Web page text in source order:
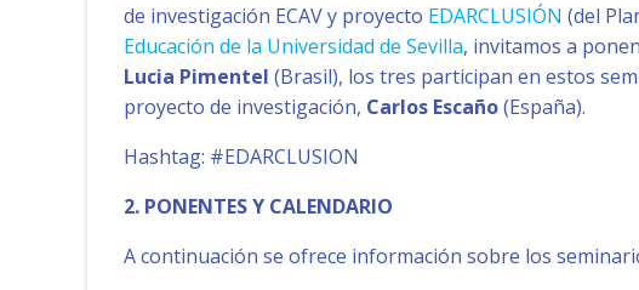
de investigación ECAV y proyecto EDARCLUSIÓN (del
Educación de la Universidad de Sevilla, invitamos a
Lucia Pimentel (Brasil), los tres participan en estos
proyecto de investigación, Carlos Escaño(España).
Hashtag: #EDARCLUSION
2. PONENTES Y CALENDARIO
A continuación se ofrece información sobre los